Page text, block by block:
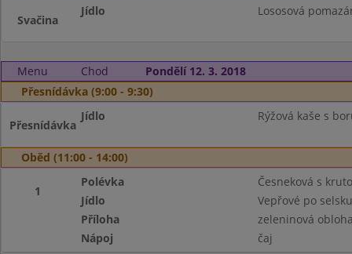
Svačina
Jídlo Lososová
Menu Chod
Pondělí 12. 3. 2018
Přesnídávka (9:00 - 9:30)
Přesnídávka
Jídlo Rýžová kaše s
Oběd (11:00 - 14:00)
1
Polévka
Česneková s
Jídlo
Vepřové po
Příloha
zeleninová
Nápoj
čaj